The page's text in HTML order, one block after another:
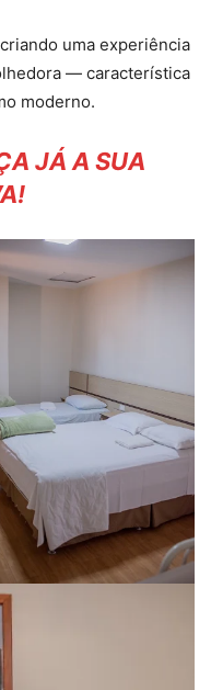
uma experiência
— característica
moderno.
JÁ A SUA